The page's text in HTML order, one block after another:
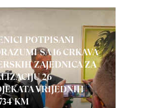
POTPISANI
SA 16 CRKAVA
ZAJEDNICA ZA
26
VRIJEDNIH
KM